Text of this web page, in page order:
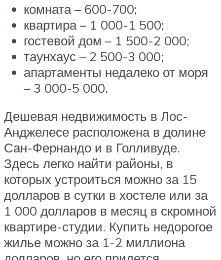
комната – 600-700;
квартира – 1 000-1 500;
гостевой дом – 1 500-2 000;
таунхаус – 2 500-3 000;
апартаменты недалеко от моря
– 3 000-5 000.
Дешевая недвижимость в Лос-
Анджелесе расположена в долине
Сан-Фернандо и в Голливуде.
Здесь легко найти районы, в
которых устроиться можно за 15
долларов в сутки в хостеле или за
1 000 долларов в месяц в скромной
квартире-студии. Купить недорогое
жилье можно за 1-2 миллиона